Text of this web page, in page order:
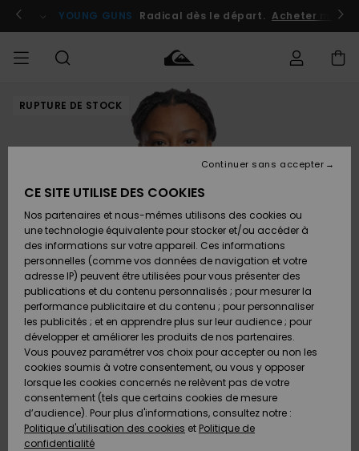
l'information
le
Se connecter / s'inscrire
YOUNG GUNS Radical dès le départ. Acheter
HOMME Vêtements
Chaussures
& Tongs
Surf
Snow
Nouveautés
Vêtements
Chaussures
& Tongs
Surf
Snow
Nouveautés
FEMME
Shop
A
Découvrir
Snow
SURF
Surf
Shop
Homme
Surf
Shop
Enfant
Highlights
Communauté
SNOW
Snow
Shop
Homme
Snow
Shop
Enfant
Snow
Shop
Femme
A
Découvrir
Communauté
OUTLET
Outlet
Homme
Enfant
Outlet
Femme
AIDE &
CONTACT
Accéder à
ma
commande
Retours
Paiement
Carte
Cadeau
Quiksilver
Freedom
Protection
des
MAGASINS
RUPTURE DE STOCK
CE SITE UTILISE DES COOKIES
Nos partenaires et nous-mêmes utilisons des cookies ou
une technologie équivalente pour stocker et/ou accéder à
des informations sur votre appareil. Ces informations
personnelles (comme vos données de navigation et votre
adresse IP) peuvent être utilisées pour vous présenter des
publications et du contenu personnalisés ; pour mesurer la
performance publicitaire et du contenu ; pour personnaliser
les publicités ; et en apprendre plus sur leur audience ; pour
développer et améliorer les produits de nos partenaires.
Vous pouvez paramétrer vos choix pour accepter ou non les
cookies soumis à votre consentement, ou vous y opposer
lorsque les cookies concernés ne relèvent pas de votre
consentement (tels que certains cookies de mesure
d’audience). Pour plus d'informations, consultez notre :
Politique d'utilisation des cookies et Politique de
confidentialité
Continuer sans accepter